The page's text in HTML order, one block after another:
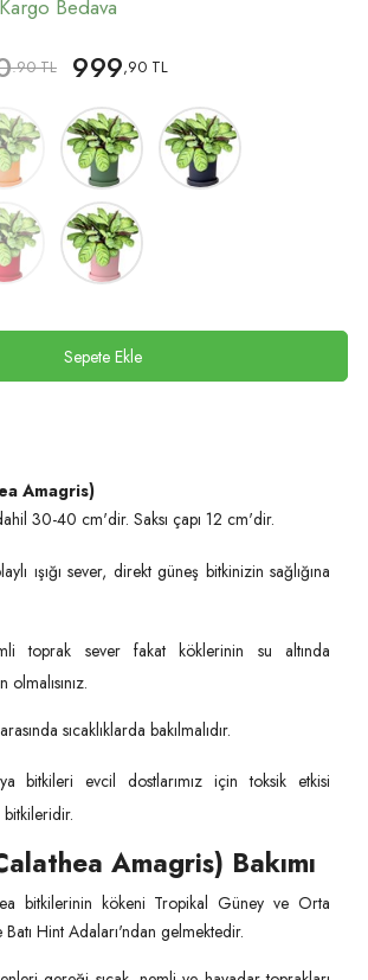
.90 TL 999,90 TL
Sepete Ekle
Amagris)
30-40 cm'dir. Saksı çapı 12 cm'dir.
ışığı sever, direkt güneş bitkinizin sağlığına
sever fakat köklerinin su altında
sıcaklıklarda bakılmalıdır.
evcil dostlarımız için toksik etkisi
Amagris) Bakımı
bitkilerinin kökeni Tropikal Güney ve Orta
Hint Adaları'ndan gelmektedir.